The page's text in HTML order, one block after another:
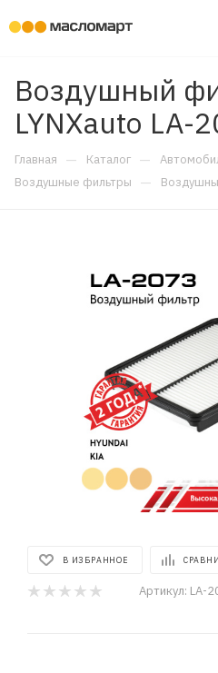
Воздушный
LYNXauto LA-
Главная — Каталог —
Воздушные фильтры —
В ИЗБРАННОЕ
Артикул: LA-